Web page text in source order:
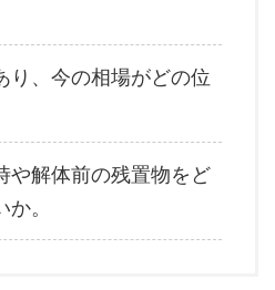
り、今の相場がどの位
や解体前の残置物をど
。